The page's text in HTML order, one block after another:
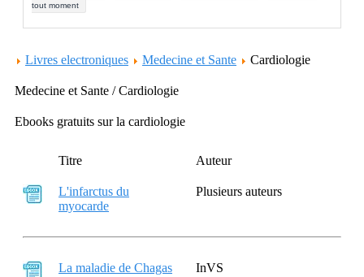
tout moment
Livres electroniques Medecine et Sante Cardiologie
Medecine et Sante / Cardiologie
Ebooks gratuits sur la cardiologie
Titre Auteur
L'infarctus du
myocarde
Plusieurs auteurs
La maladie de Chagas
InVS